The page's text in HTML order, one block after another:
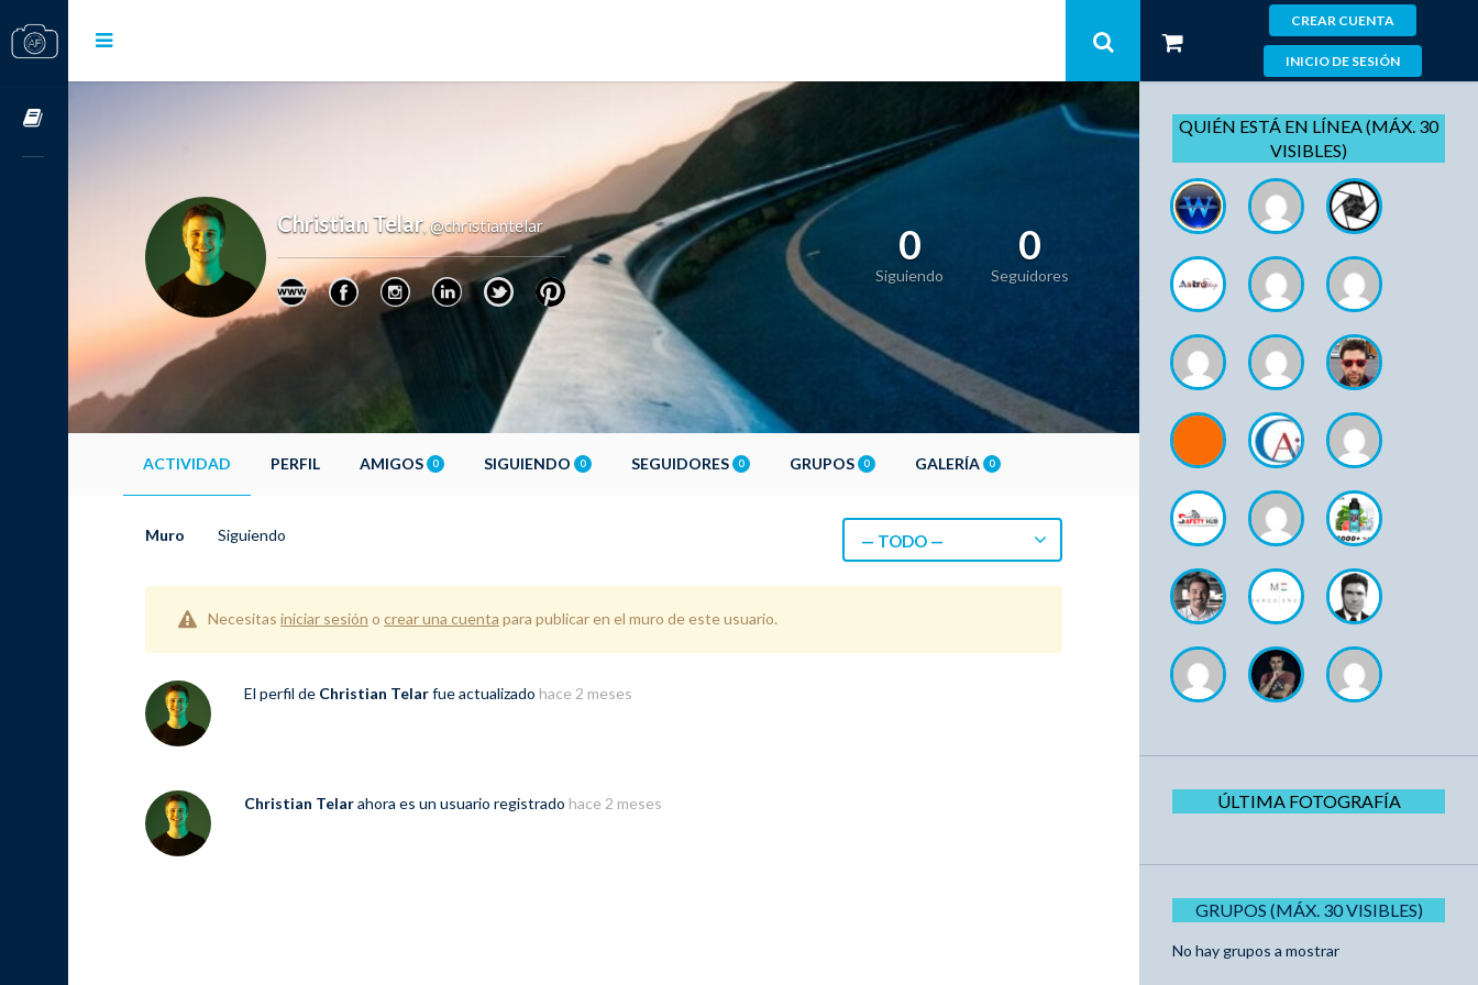
CREAR CUENTA
INICIO DE SESIÓN
Christian Telar,@christiantelar 0
Siguiendo
0
Seguidores
ACTIVIDAD PERFIL AMIGOS 0 SIGUIENDO 0 SEGUIDORES 0 GRUPOS 0 GALERÍA 0
Muro Siguiendo — TODO —
Necesitas iniciar sesión o crear una cuenta para publicar en el muro de este usuario.
El perfil de Christian Telarfue actualizado hace 2 meses
Christian Telarahora es un usuario registrado hace 2 meses
QUIÉN ESTÁ EN LÍNEA (MÁX. 30
VISIBLES)
ÚLTIMA FOTOGRAFÍA
GRUPOS (MÁX. 30 VISIBLES)
No hay grupos a mostrar